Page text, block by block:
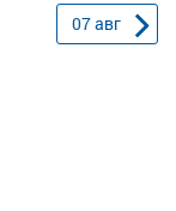
07авг